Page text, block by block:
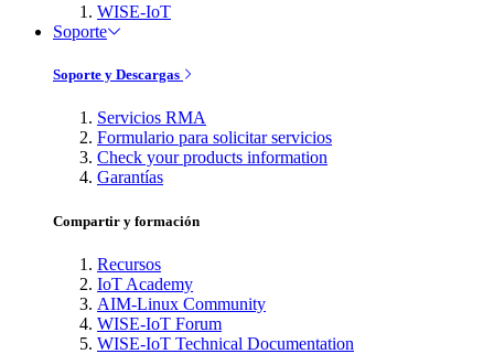
WISE-IoT
Soporte
Soporte y Descargas
Servicios RMA
Formulario para solicitar servicios
Check your products information
Garantías
Compartir y formación
Recursos
IoT Academy
AIM-Linux Community
WISE-IoT Forum
WISE-IoT Technical Documentation